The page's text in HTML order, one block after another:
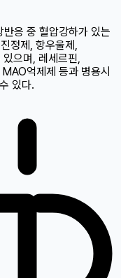
응 중 혈압강하가 있는
정제, 항우울제,
으며, 레세르핀,
억제제 등과 병용시
있다.